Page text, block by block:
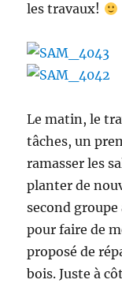
les travaux!
Le matin, le
tâches, un
ramasser les
planter de
second groupe
pour faire de
proposé de
bois. Juste à